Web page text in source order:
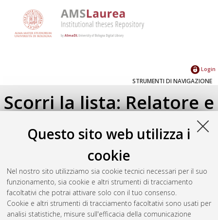
Questo sito web utilizza i
cookie
Nel nostro sito utilizziamo sia cookie tecnici necessari per il suo
funzionamento, sia cookie e altri strumenti di tracciamento
facoltativi che potrai attivare solo con il tuo consenso.
Cookie e altri strumenti di tracciamento facoltativi sono usati per
analisi statistiche, misure sull'efficacia della comunicazione
Login
STRUMENTI DI NAVIGAZIONE
Scorri la lista: Relatore e
Correlatore
Seleziona un valore dall'elenco sottostante.
2011(1)
Atom